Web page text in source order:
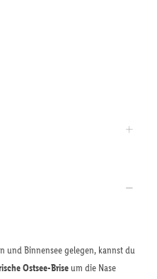
und Binnensee gelegen, kannst du
Ostsee-Brise um die Nase